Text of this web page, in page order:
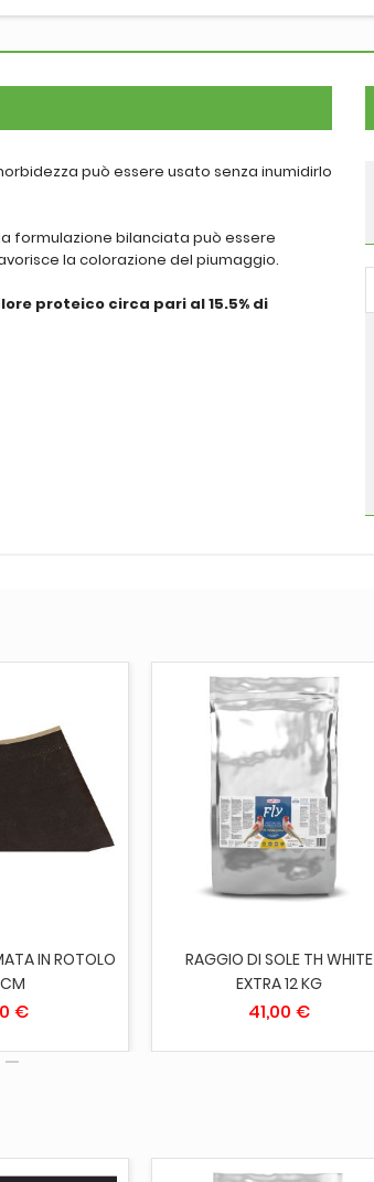
può essere usato senza inumidirlo
formulazione bilanciata può essere
la colorazione del piumaggio.
proteico circa pari al 15.5% di
CARRELLO
IN ROTOLO
€
AGGIUNGI AL CARRELLO
RAGGIO DI SOLE TH WHITE
EXTRA 12 KG
41,00 €